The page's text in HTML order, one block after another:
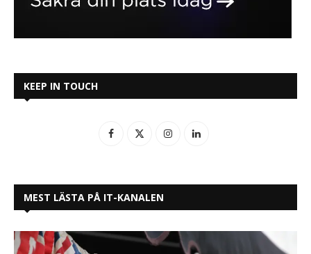
KEEP IN TOUCH
MEST LÄSTA PÅ IT-KANALEN